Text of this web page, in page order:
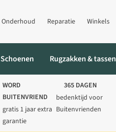
Onderhoud Reparatie Winkels
Schoenen Rugzakken & tassen
WORD
BUITENVRIEND
gratis 1 jaar extra
garantie
365 DAGEN
bedenktijd voor
Buitenvrienden